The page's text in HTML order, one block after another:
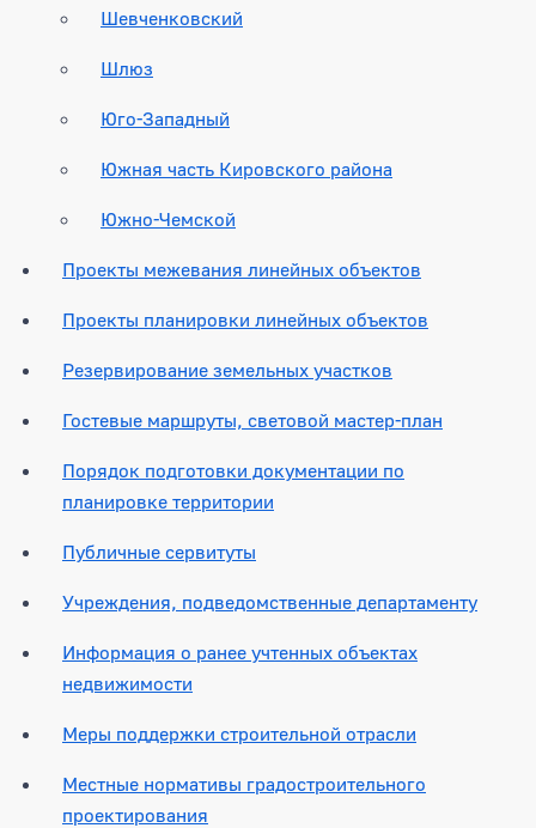
Шевченковский
Шлюз
Юго-Западный
Южная часть Кировского района
Южно-Чемской
Проекты межевания линейных объектов
Проекты планировки линейных объектов
Резервирование земельных участков
Гостевые маршруты, световой мастер-план
Порядок подготовки документации по
планировке территории
Публичные сервитуты
Учреждения, подведомственные департаменту
Информация о ранее учтенных объектах
недвижимости
Меры поддержки строительной отрасли
Местные нормативы градостроительного
проектирования